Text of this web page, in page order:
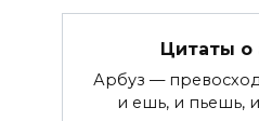
Цитаты о
Арбуз —
и ешь, и пьешь,